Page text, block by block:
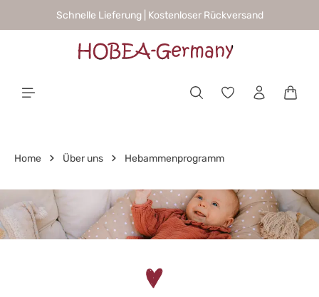
springenSchnelle Lieferung | Kostenloser Rückversand
Home Über uns Hebammenprogramm